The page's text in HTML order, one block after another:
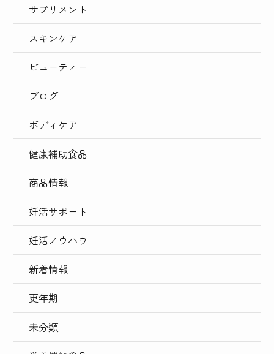
サプリメント
スキンケア
ビューティー
ブログ
ボディケア
健康補助食品
商品情報
妊活サポート
妊活ノウハウ
新着情報
更年期
未分類